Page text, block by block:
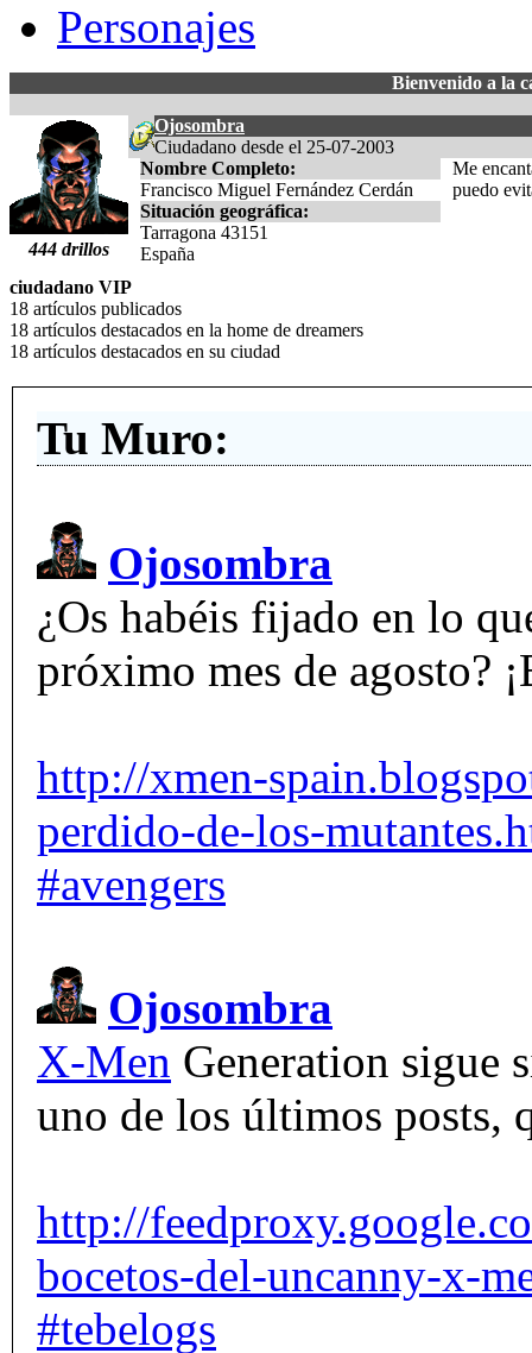
Personajes
Bienvenido a la
444 drillos
Ojosombra
Ciudadano desde el 25-07-2003
Nombre Completo:
Francisco Miguel Fernández Cerdán
Situación geográfica:
Tarragona 43151
España
Me
puedo
ciudadano VIP
18 artículos publicados
18 artículos destacados en la home de dreamers
18 artículos destacados en su ciudad
Tu Muro:
Ojosombra
¿Os habéis fijado en lo
próximo mes de agosto?
http://xmen-
perdido-de-los-
#avengers
Ojosombra
X-Men Generation sigue
uno de los últimos posts,
http://
bocetos-del-uncanny-x-
#tebelogs